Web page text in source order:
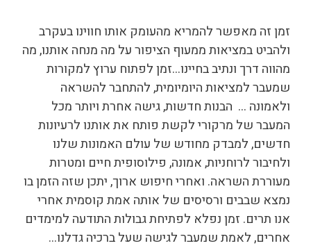
זמן זה מאפשר להמריא מהעומק אותו חווינו בעקרב
ולהביט במציאות ממעוף הציפור על מה מנחה אותנו, מה
מהווה דרך ונתיב בחיינו…זמן לפתוח ערוץ למקורות
שמעבר למציאות היומיומית, להתחבר להשראה
ולאמונה … הבנות חדשות, גישה אחרת ויותר מכל
המעבר של מרקורי לקשת פותח את אותנו לרעיונות
חדשים, למבדק מחודש של עולם האמונות שלנו
ולחיבור לרוחניות, אמונה, פילוסופית חיים ומטרות
מעוררת השראה. ואחרי חיפוש ארוך, יתכן שזה הזמן בו
נמצא שבבים ורסיסים של אותה אמת קוסמית אחרי
אנו תרים. זמן נפלא לפתיחת גבולות התודעה למימדים
אחרים, לאמת שמעבר לגישה שעל ברכיה גדלנו…